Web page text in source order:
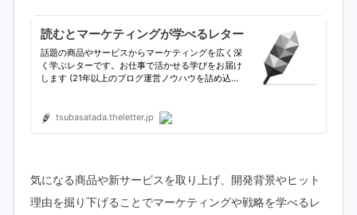
気になる商品や新サービスを取り上げ、開発背景やヒット
理由を掘り下げることでマーケティングや戦略を学べるレ